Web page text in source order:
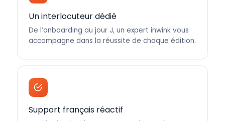
Un interlocuteur dédié
De l’onboarding au jour J, un expert inwink vous
accompagne dans la réussite de chaque édition.
Support français réactif